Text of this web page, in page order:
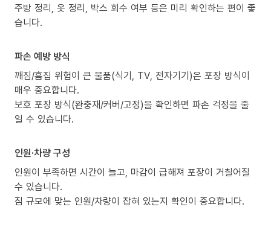
주방 정리, 옷 정리, 박스 회수 여부 등은 미리 확인하는 편이 좋
습니다.
파손 예방 방식
깨짐/흠집 위험이 큰 물품(식기, TV, 전자기기)은 포장 방식이
매우 중요합니다.
보호 포장 방식(완충재/커버/고정)을 확인하면 파손 걱정을 줄
일 수 있습니다.
인원·차량 구성
인원이 부족하면 시간이 늘고, 마감이 급해져 포장이 거칠어질
수 있습니다.
짐 규모에 맞는 인원/차량이 잡혀 있는지 확인이 중요합니다.